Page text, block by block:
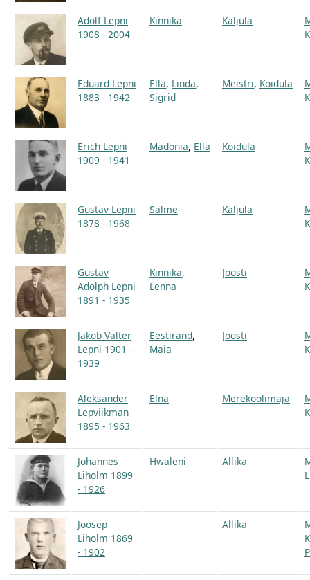
Adolf Lepni
1908 - 2004
Kinnika Kaljula
Eduard Lepni
1883 - 1942
Ella, Linda,
Sigrid
Meistri, Koidula
Erich Lepni
1909 - 1941
Madonia, Ella Koidula
Gustav Lepni
1878 - 1968
Salme Kaljula
Gustav
Adolph Lepni
1891 - 1935
Kinnika,
Lenna
Joosti
Jakob Valter
Lepni 1901 -
1939
Eestirand,
Maia
Joosti
Aleksander
Lepviikman
1895 - 1963
Elna Merekoolimaja
Johannes
Liholm 1899
- 1926
Hwaleni Allika
Joosep
Liholm 1869
- 1902
Allika